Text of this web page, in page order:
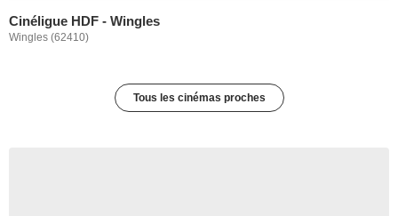
Cinéligue HDF - Wingles
Wingles (62410)
Tous les cinémas proches